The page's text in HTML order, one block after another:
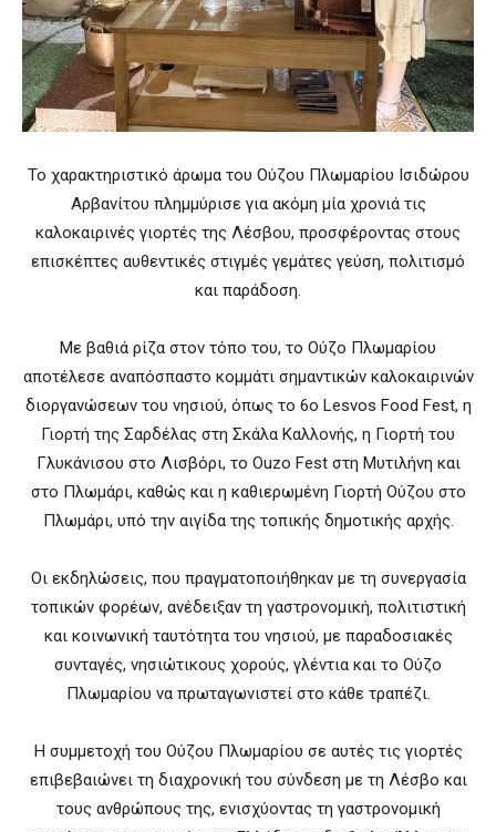
Το χαρακτηριστικό άρωμα του Ούζου Πλωμαρίου Ισιδώρου
Αρβανίτου πλημμύρισε για ακόμη μία χρονιά τις
καλοκαιρινές γιορτές της Λέσβου, προσφέροντας στους
επισκέπτες αυθεντικές στιγμές γεμάτες γεύση, πολιτισμό
και παράδοση.
Με βαθιά ρίζα στον τόπο του, το Ούζο Πλωμαρίου
αποτέλεσε αναπόσπαστο κομμάτι σημαντικών καλοκαιρινών
διοργανώσεων του νησιού, όπως το 6ο Lesvos Food Fest, η
Γιορτή της Σαρδέλας στη Σκάλα Καλλονής, η Γιορτή του
Γλυκάνισου στο Λισβόρι, το Ouzo Fest στη Μυτιλήνη και
στο Πλωμάρι, καθώς και η καθιερωμένη Γιορτή Ούζου στο
Πλωμάρι, υπό την αιγίδα της τοπικής δημοτικής αρχής.
Οι εκδηλώσεις, που πραγματοποιήθηκαν με τη συνεργασία
τοπικών φορέων, ανέδειξαν τη γαστρονομική, πολιτιστική
και κοινωνική ταυτότητα του νησιού, με παραδοσιακές
συνταγές, νησιώτικους χορούς, γλέντια και το Ούζο
Πλωμαρίου να πρωταγωνιστεί στο κάθε τραπέζι.
Η συμμετοχή του Ούζου Πλωμαρίου σε αυτές τις γιορτές
επιβεβαιώνει τη διαχρονική του σύνδεση με τη Λέσβο και
τους ανθρώπους της, ενισχύοντας τη γαστρονομική